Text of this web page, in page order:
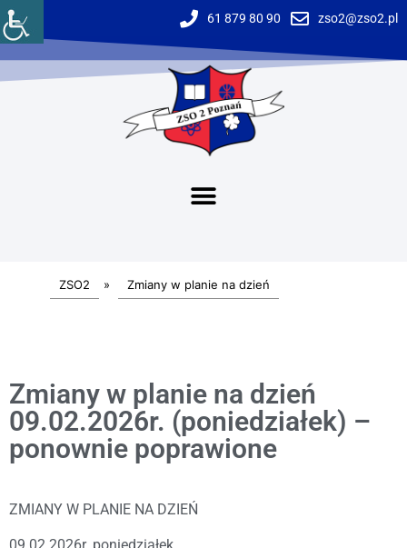
61 879 80 90 zso2@zso2.pl
ZSO2 » Zmiany w planie na dzień
Zmiany w planie na dzień
09.02.2026r. (poniedziałek) –
ponownie poprawione
ZMIANY W PLANIE NA DZIEŃ
09.02.2026r. poniedziałek